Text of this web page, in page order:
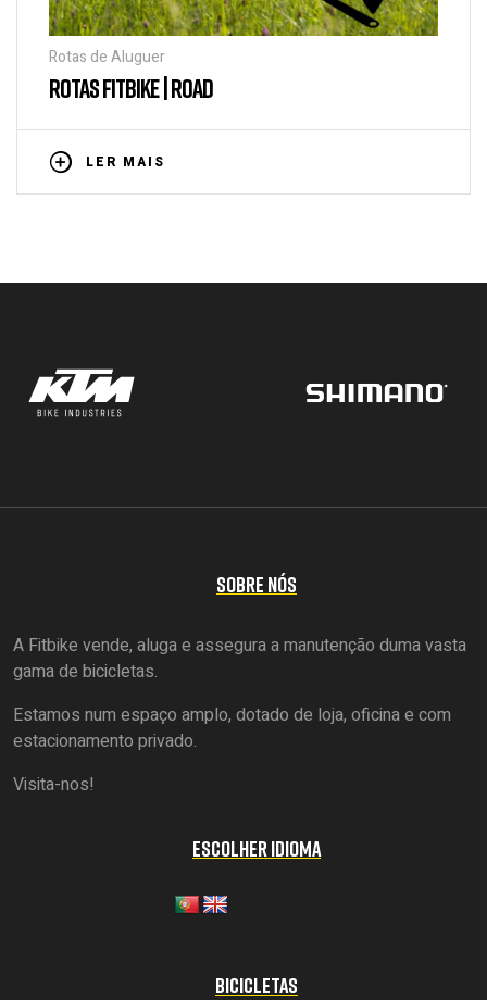
Rotas de Aluguer
ROTAS FITBIKE | ROAD
LER MAIS
SOBRE NÓS
A Fitbike vende, aluga e assegura a manutenção duma vasta
gama de bicicletas.
Estamos num espaço amplo, dotado de loja, oficina e com
estacionamento privado.
Visita-nos!
ESCOLHER IDIOMA
BICICLETAS